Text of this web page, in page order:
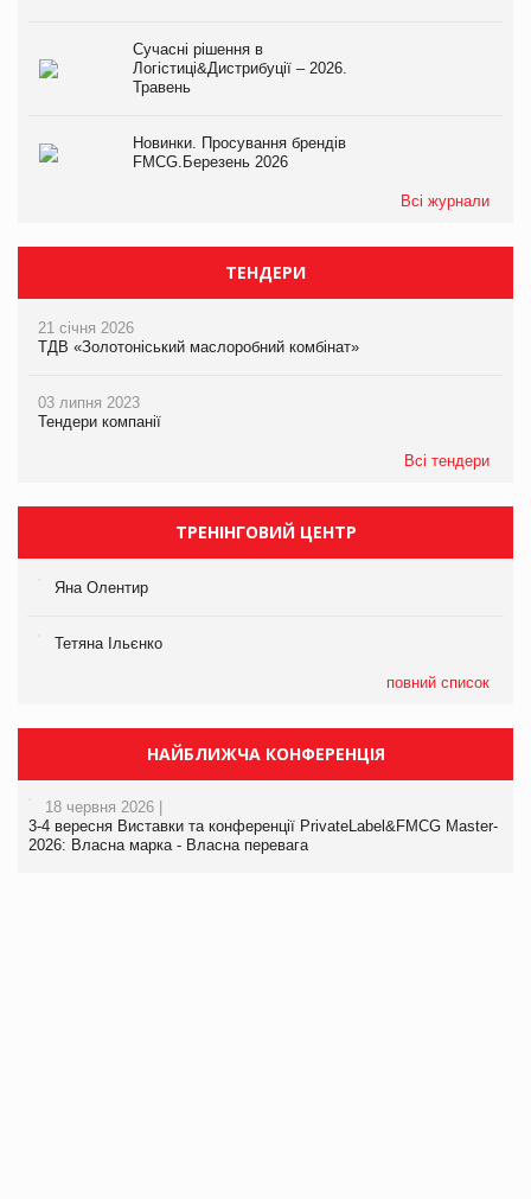
Сучасні рішення в
Логістиці&Дистрибуції – 2026.
Травень
Новинки. Просування брендів
FMCG.Березень 2026
Всі журнали
ТЕНДЕРИ
21 січня 2026
ТДВ «Золотоніський маслоробний комбінат»
03 липня 2023
Тендери компанії
Всі тендери
ТРЕНІНГОВИЙ ЦЕНТР
Яна Олентир
Тетяна Ільєнко
повний список
НАЙБЛИЖЧА КОНФЕРЕНЦІЯ
18 червня 2026 |
3-4 вересня Виставки та конференції PrivateLabel&FMCG Master-
2026: Власна марка - Власна перевага